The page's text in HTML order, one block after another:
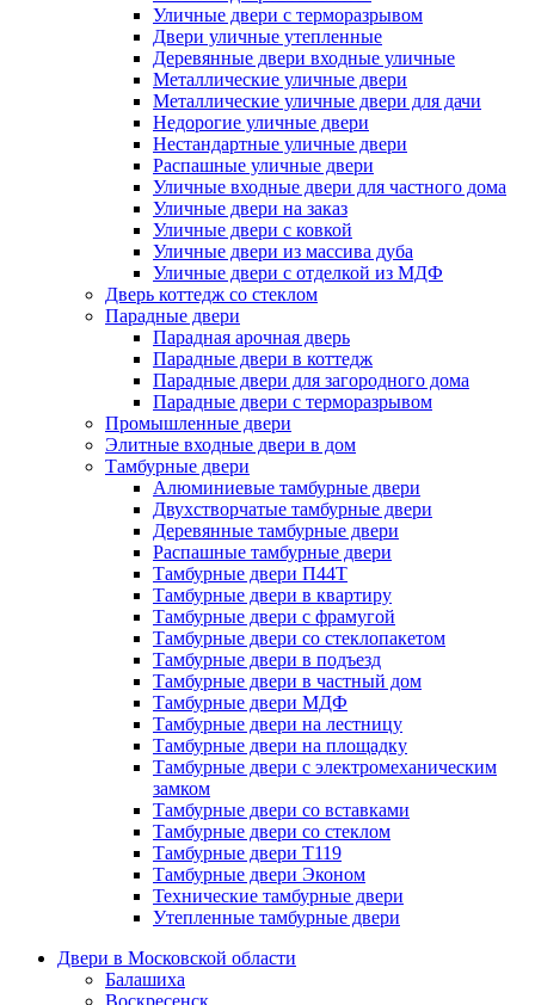
Уличные двери с терморазрывом
Двери уличные утепленные
Деревянные двери входные уличные
Металлические уличные двери
Металлические уличные двери для дачи
Недорогие уличные двери
Нестандартные уличные двери
Распашные уличные двери
Уличные входные двери для частного дома
Уличные двери на заказ
Уличные двери с ковкой
Уличные двери из массива дуба
Уличные двери с отделкой из МДФ
Дверь коттедж со стеклом
Парадные двери
Парадная арочная дверь
Парадные двери в коттедж
Парадные двери для загородного дома
Парадные двери с терморазрывом
Промышленные двери
Элитные входные двери в дом
Тамбурные двери
Алюминиевые тамбурные двери
Двухстворчатые тамбурные двери
Деревянные тамбурные двери
Распашные тамбурные двери
Тамбурные двери П44Т
Тамбурные двери в квартиру
Тамбурные двери с фрамугой
Тамбурные двери со стеклопакетом
Тамбурные двери в подъезд
Тамбурные двери в частный дом
Тамбурные двери МДФ
Тамбурные двери на лестницу
Тамбурные двери на площадку
Тамбурные двери с электромеханическим
замком
Тамбурные двери со вставками
Тамбурные двери со стеклом
Тамбурные двери Т119
Тамбурные двери Эконом
Технические тамбурные двери
Утепленные тамбурные двери
Двери в Московской области
Балашиха
Воскресенск